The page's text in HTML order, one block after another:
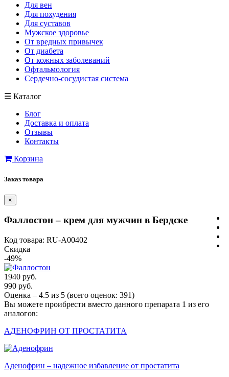
Для вен
Для похудения
Для суставов
Мужское здоровье
От вредных привычек
От диабета
От кожных заболеваний
Офтальмология
Сердечно-сосудистая система
☰ Каталог
Блог
Доставка и оплата
Отзывы
Контакты
Корзина
Заказ товара
×
Фаллостон – крем для мужчин в Бердске
Код товара: RU-A00402
Скидка
-49%
1940 руб.
990 руб.
Оценка – 4.5 из 5 (всего оценок: 391)
Вы можете проибрести вместо данного препарата 1 из его
аналогов:
АДЕНОФРИН ОТ ПРОСТАТИТА
Аденофрин – надежное избавление от простатита